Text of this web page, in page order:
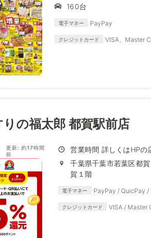
160台
電子マネー PayPay
クレジットカード
VISA、Master
りの福太郎 都賀駅前店
更新: 約17時間
前
営業時間 詳しくはHPの
千葉県千葉市若葉区都
賀１階
電子マネー PayPay / QuicPay /
クレジットカード
VISA / Master